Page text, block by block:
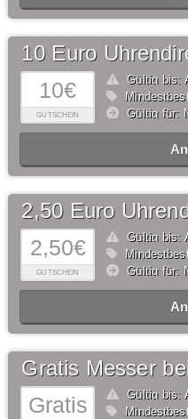
10€
GUTSCHEIN
10 Euro
Gültig bis:
Gültig für:
2,50€
GUTSCHEIN
2,50 Euro
Gültig bis:
Gültig für:
Gratis
Gratis Messer
Gültig bis: